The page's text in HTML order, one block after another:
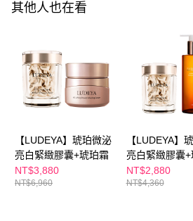
【「AFTEE先享後付」結帳流程】
１．於結帳方式選擇「AFTEE先享後付」後，
結帳頁面，進行簡訊認證並確認金額後，即可完
２．訂單成立數日內，您將收到繳費通知簡訊。
３．收到繳費通知簡訊後14天內，點擊此簡訊
ATM／網路銀行／等多元方式進行付款，方視
※ 請注意：結帳手續完成當下不需立刻繳費，
購買商品的店家。未經商家同意取消之訂單仍
※ 交易是否成功請以「AFTEE先享後付 」之
是否繳費成功／繳費後需取消欲退款等相關疑
客戶支援中心」 https://
【注意事項】
１．透過由恩沛科技股份有限公司提供之「
每筆NT$100，滿NT$600(含以上)免運費
每筆NT$100，滿NT$600(含以上)免運費
萊爾富取貨付款
每筆NT$100，滿NT$600(含以上)免運費
每筆NT$100，滿NT$600(含以上)免運費
7-11付款取貨
每筆NT$100，滿NT$600(含以上)免運費
其他人也在看
【LUDEYA】琥珀微泌
亮白緊緻膠囊+琥珀霜
NT$3,880
NT$6,960
【LUDEYA】
亮白緊緻膠囊+
卸精華
NT$2,880
NT$4,360